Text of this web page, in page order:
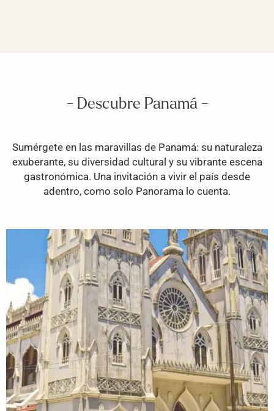
- Descubre Panamá -
Sumérgete en las maravillas de Panamá: su naturaleza
exuberante, su diversidad cultural y su vibrante escena
gastronómica. Una invitación a vivir el país desde
adentro, como solo Panorama lo cuenta.